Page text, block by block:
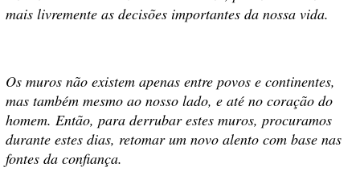
mais livremente as decisões importantes da nossa vida.
Os muros não existem apenas entre povos e continentes,
mas também mesmo ao nosso lado, e até no coração do
homem. Então, para derrubar estes muros, procuramos
durante estes dias, retomar um novo alento com base nas
fontes da confiança.